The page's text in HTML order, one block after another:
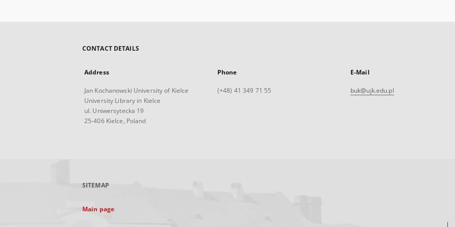
CONTACT DETAILS
Address
Jan Kochanowski University of Kielce
University Library in Kielce
ul. Uniwersytecka 19
25-406 Kielce, Poland
Phone
(+48) 41 349 71 55
E-Mail
buk@ujk.edu.pl
SITEMAP
Main page